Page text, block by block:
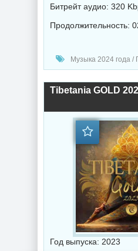
Битрейт аудио: 320
Продолжительность:
Музыка 2024 года / Популярная
Год выпуска: 2023